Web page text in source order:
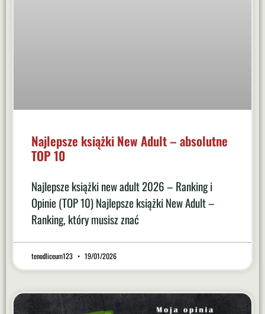
Najlepsze książki New Adult – absolutne
TOP 10
Najlepsze książki new adult 2026 – Ranking i
Opinie (TOP 10) Najlepsze książki New Adult –
Ranking, który musisz znać
tenodliceum123 19/01/2026